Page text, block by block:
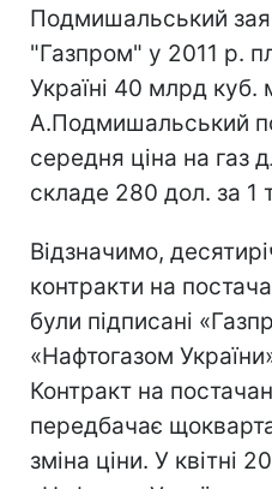
Подмишальський
"Газпром" у 2011 р.
Україні 40 млрд куб.
А.Подмишальський
середня ціна на газ
складе 280 дол. за 1
Відзначимо,
контракти на
були підписані
«Нафтогазом
Контракт на
передбачає
зміна ціни. У квітні